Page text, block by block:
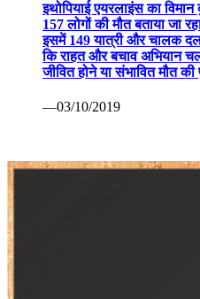
इथोपियाई एयरलाइंस का
157 लोगों की मौत बताया जा
इसमें 149 यात्री और चालक
कि राहत और बचाव अभियान
जीवित होने या संभावित मौत
—03/10/2019